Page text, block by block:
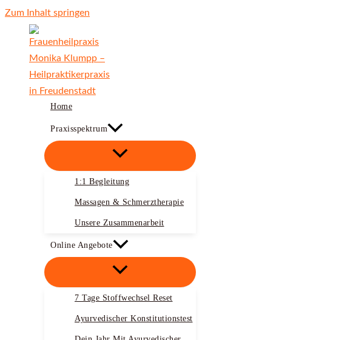
Zum Inhalt springen
Home
Praxisspektrum
1:1 Begleitung
Massagen & Schmerztherapie
Unsere Zusammenarbeit
Online Angebote
7 Tage Stoffwechsel Reset
Ayurvedischer Konstitutionstest